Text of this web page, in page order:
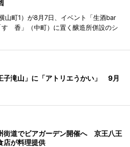
山町1）が8月7日、イベント「生酒bar
ゞ香」（中町）に置く醸造所併設のシ
子滝山」に「アトリエうかい」 9月
街道でビアガーデン開催へ 京王八王
店が料理提供